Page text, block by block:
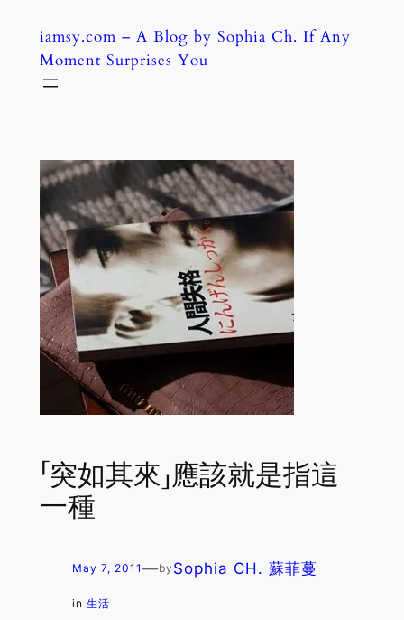
content
iamsy.com – A Blog by Sophia Ch. If Any
Moment Surprises You
「突如其來」應該就是指這
一種
May 7, 2011 —by Sophia CH. 蘇菲蔓
in 生活